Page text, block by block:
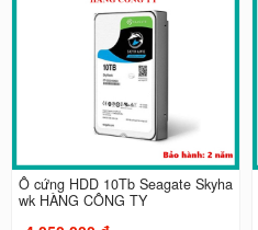
Ổ cứng HDD 10Tb Seagate Skyha
wk HÀNG CÔNG TY